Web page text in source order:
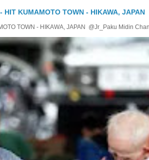
HIT KUMAMOTO TOWN - HIKAWA, JAPAN
TOWN - HIKAWA, JAPAN @Jr_Paku Midin